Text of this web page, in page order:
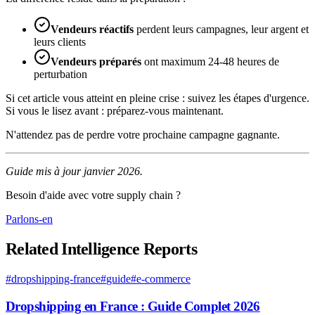
Vendeurs réactifs perdent leurs campagnes, leur argent et
leurs clients
Vendeurs préparés ont maximum 24-48 heures de
perturbation
Si cet article vous atteint en pleine crise : suivez les étapes d'urgence.
Si vous le lisez avant : préparez-vous maintenant.
N'attendez pas de perdre votre prochaine campagne gagnante.
Guide mis à jour janvier 2026.
Besoin d'aide avec votre supply chain ?
Parlons-en
Related Intelligence Reports
#dropshipping-france#guide#e-commerce
Dropshipping en France : Guide Complet 2026